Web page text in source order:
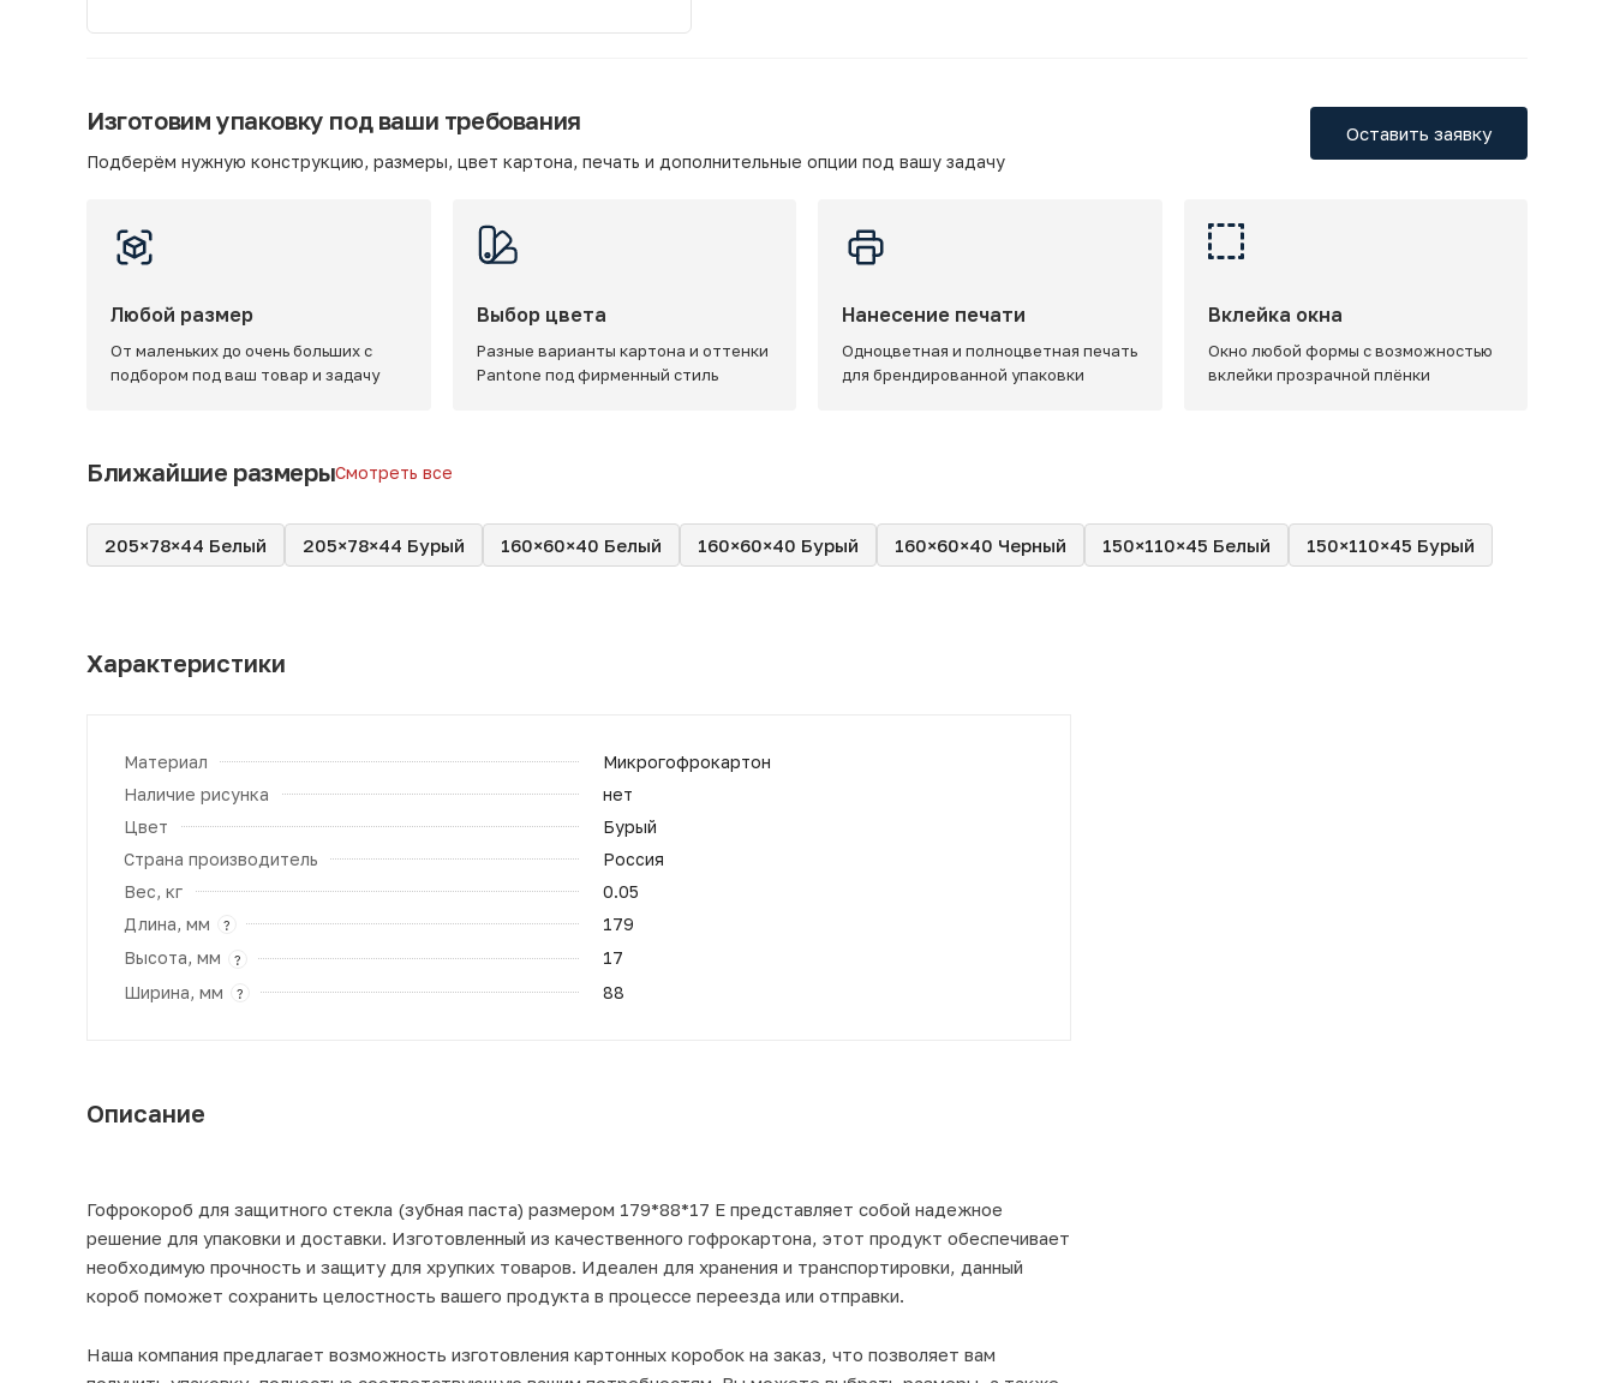
Изготовим упаковку под ваши требования
Подберём нужную конструкцию, размеры, цвет картона, печать и дополнительные опции под вашу задачу
Оставить заявку
Любой размер
От маленьких до очень больших с
подбором под ваш товар и задачу
Выбор цвета
Разные варианты картона и оттенки
Pantone под фирменный стиль
Нанесение печати
Одноцветная и полноцветная печать
для брендированной упаковки
Вклейка окна
Окно любой формы с возможностью
вклейки прозрачной плёнки
Ближайшие размерыСмотреть все
205×78×44 Белый 205×78×44 Бурый 160×60×40 Белый 160×60×40 Бурый 160×60×40 Черный 150×110×45 Белый 150×110×45 Бурый
Характеристики
Материал
Микрогофрокартон
Наличие рисунка
нет
Цвет
Бурый
Страна производитель
Россия
Вес, кг
0.05
Длина, мм
?
179
Высота, мм
?
17
Ширина, мм
? 88
Описание
Гофрокороб для защитного стекла (зубная паста) размером 179*88*17 Е представляет собой надежное
решение для упаковки и доставки. Изготовленный из качественного гофрокартона, этот продукт обеспечивает
необходимую прочность и защиту для хрупких товаров. Идеален для хранения и транспортировки, данный
короб поможет сохранить целостность вашего продукта в процессе переезда или отправки.
Наша компания предлагает возможность изготовления картонных коробок на заказ, что позволяет вам